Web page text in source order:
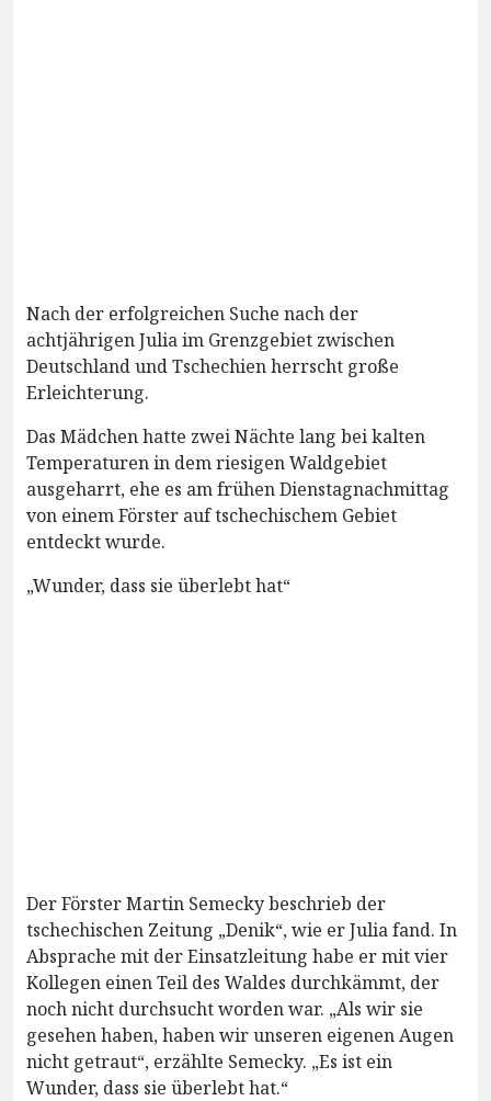
Nach der erfolgreichen Suche nach der
achtjährigen Julia im Grenzgebiet zwischen
Deutschland und Tschechien herrscht große
Erleichterung.
Das Mädchen hatte zwei Nächte lang bei kalten
Temperaturen in dem riesigen Waldgebiet
ausgeharrt, ehe es am frühen Dienstagnachmittag
von einem Förster auf tschechischem Gebiet
entdeckt wurde.
„Wunder, dass sie überlebt hat“
Der Förster Martin Semecky beschrieb der
tschechischen Zeitung „Denik“, wie er Julia fand. In
Absprache mit der Einsatzleitung habe er mit vier
Kollegen einen Teil des Waldes durchkämmt, der
noch nicht durchsucht worden war. „Als wir sie
gesehen haben, haben wir unseren eigenen Augen
nicht getraut“, erzählte Semecky. „Es ist ein
Wunder, dass sie überlebt hat.“